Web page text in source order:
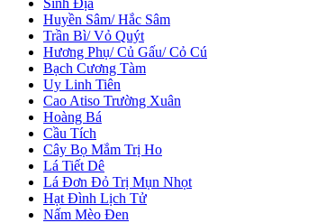
Sinh Địa
Huyền Sâm/ Hắc Sâm
Trần Bì/ Vỏ Quýt
Hương Phụ/ Củ Gấu/ Cỏ Cú
Bạch Cương Tàm
Uy Linh Tiên
Cao Atiso Trường Xuân
Hoàng Bá
Cầu Tích
Cây Bọ Mắm Trị Ho
Lá Tiết Dê
Lá Đơn Đỏ Trị Mụn Nhọt
Hạt Đình Lịch Tử
Nấm Mèo Đen